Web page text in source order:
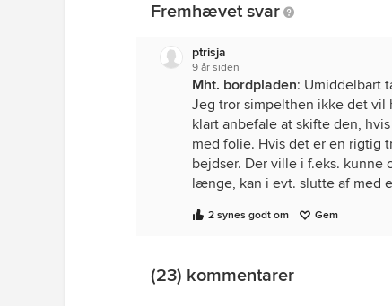
Fremhævet svar
ptrisja
9 år siden
Mht. bordpladen: Umiddelbart
Jeg tror simpelthen ikke det vil
klart anbefale at skifte den,
med folie. Hvis det er en rigtig
bejdser. Der ville i f.eks.
længe, kan i evt. slutte af med
Da jeg kiggede på bordplader
2 synes godt om Gem
(23) kommentarer